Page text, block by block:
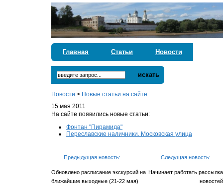
Главная Статьи Новости
искать
Новости > Новые статьи на сайте
15 мая 2011
На сайте появились новые статьи:
Фонтан "Пирамида"
Переславские наличники. Московская улица
Следущая новость:
Начинает работать рассылка
новостей
Предыдущая новость:
Обновлено расписание экскурсий на
ближайшие выходные (21-22 мая)